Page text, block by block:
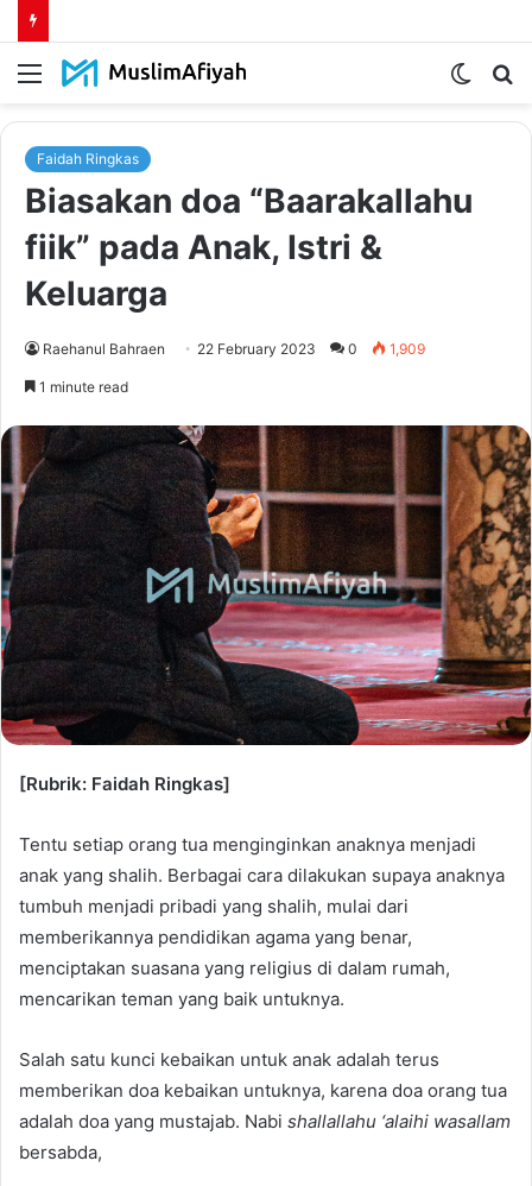
Menu
Switch
Faidah Ringkas
Biasakan doa “Baarakallahu
fiik” pada Anak, Istri &
Keluarga
Raehanul Bahraen 22 February 2023 0 1,909
1 minute read
[Rubrik: Faidah Ringkas]
Tentu setiap orang tua menginginkan anaknya menjadi
anak yang shalih. Berbagai cara dilakukan supaya anaknya
tumbuh menjadi pribadi yang shalih, mulai dari
memberikannya pendidikan agama yang benar,
menciptakan suasana yang religius di dalam rumah,
mencarikan teman yang baik untuknya.
Salah satu kunci kebaikan untuk anak adalah terus
memberikan doa kebaikan untuknya, karena doa orang tua
adalah doa yang mustajab. Nabi shallallahu ‘alaihi wasallam
bersabda,